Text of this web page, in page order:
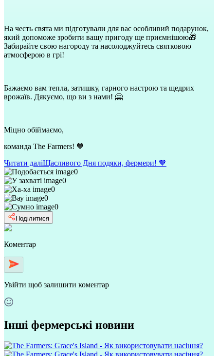
На честь свята ми підготували для вас особливий подарунок,
який допоможе зробити вашу пригоду ще приємнішою🎁
Забирайте свою нагороду та насолоджуйтесь святковою
атмосферою в грі!
Бажаємо вам тепла, затишку, гарного настрою та щедрих
врожаїв. Дякуємо, що ви з нами! 🤗
Міцно обіймаємо,
команда The Farmers! 🧡
Читати даліЩасливого Дня подяки, фермери! 🧡
0
0
0
0
0
Поділитися
Коментар
Увійти щоб залишити коментар
Інші фермерські новини